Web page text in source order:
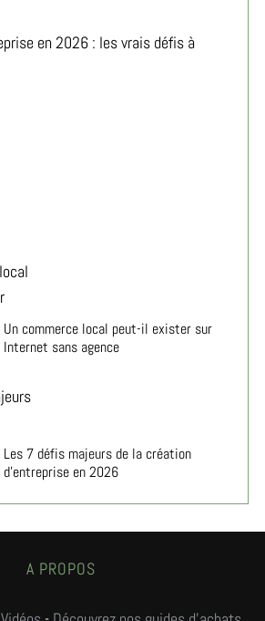
Un commerce local peut-il exister sur
Internet sans agence
Les 7 défis majeurs de la création
d’entreprise en 2026
A PROPOS